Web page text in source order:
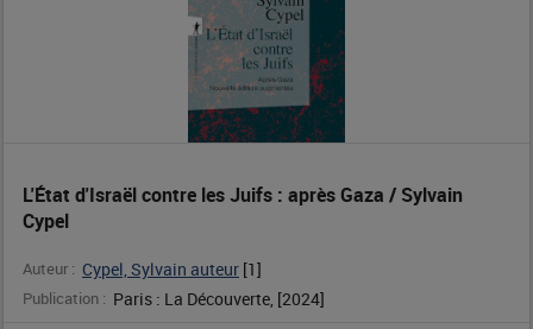
après
Gaza
L'État d'Israël contre les Juifs : après Gaza / Sylvain
Cypel
Auteur : Cypel, Sylvain auteur [1]
Publication : Paris : La Découverte, [2024]